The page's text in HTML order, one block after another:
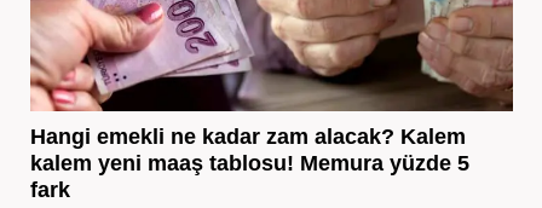
Hangi emekli ne kadar zam alacak? Kalem
kalem yeni maaş tablosu! Memura yüzde 5
fark